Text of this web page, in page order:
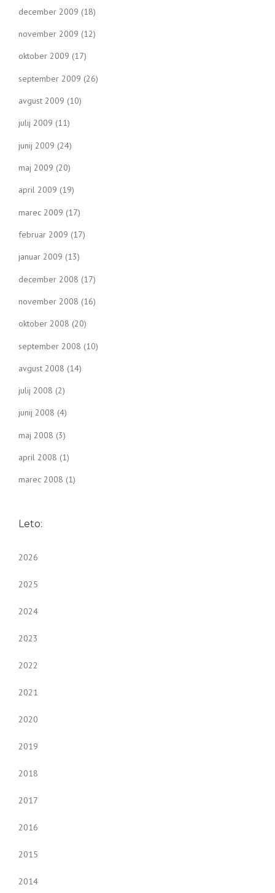
december 2009 (18)
november 2009 (12)
oktober 2009 (17)
september 2009 (26)
avgust 2009 (10)
julij 2009 (11)
junij 2009 (24)
maj 2009 (20)
april 2009 (19)
marec 2009 (17)
februar 2009 (17)
januar 2009 (13)
december 2008 (17)
november 2008 (16)
oktober 2008 (20)
september 2008 (10)
avgust 2008 (14)
julij 2008 (2)
junij 2008 (4)
maj 2008 (3)
april 2008 (1)
marec 2008 (1)
Leto:
2026
2025
2024
2023
2022
2021
2020
2019
2018
2017
2016
2015
2014